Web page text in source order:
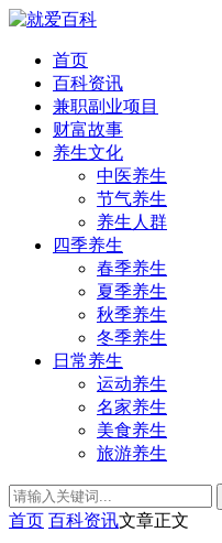
首页
百科资讯
兼职副业项目
财富故事
养生文化
中医养生
节气养生
养生人群
四季养生
春季养生
夏季养生
秋季养生
冬季养生
日常养生
运动养生
名家养生
美食养生
旅游养生
首页 百科资讯文章正文